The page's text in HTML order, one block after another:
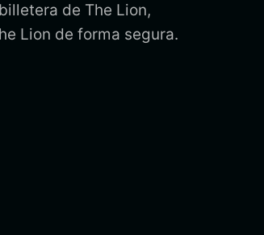
de The Lion,
Lion de forma segura.